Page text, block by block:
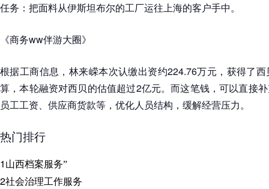
任务：把面料从伊斯坦布尔的工厂运往上海的客户手中。
《商务ww伴游大圈》
根据工商信息，林来嵘本次认缴出资约224.76万元，获得了
算，本轮融资对西贝的估值超过2亿元。而这笔钱，可以直接
员工工资、供应商货款等，优化人员结构，缓解经营压力。
热门排行
1 山西档案服务”
2社会治理工作服务